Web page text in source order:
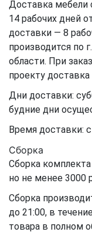
Доставка мебели
14 рабочих дней
доставки — 8
производится по
области. При
проекту доставка
Дни доставки:
будние дни
Время доставки:
Сборка
Сборка
но не менее 3000
Сборка
до 21:00, в
товара в полном